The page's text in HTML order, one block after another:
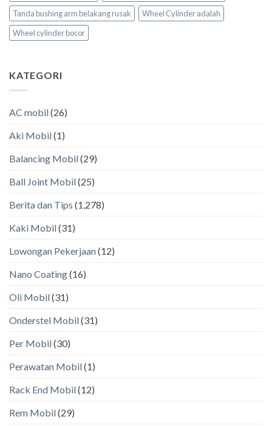
Tanda bushing arm belakang rusak
Wheel Cylinder adalah
Wheel cylinder bocor
KATEGORI
AC mobil(26)
Aki Mobil(1)
Balancing Mobil(29)
Ball Joint Mobil(25)
Berita dan Tips (1,278)
Kaki Mobil(31)
Lowongan Pekerjaan(12)
Nano Coating(16)
Oli Mobil(31)
Onderstel Mobil(31)
Per Mobil(30)
Perawatan Mobil(1)
Rack End Mobil(12)
Rem Mobil(29)